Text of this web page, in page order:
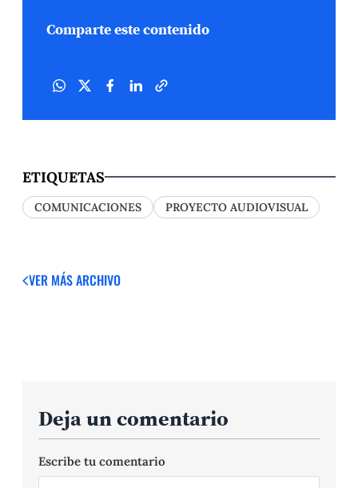
Comparte este contenido
ETIQUETAS
COMUNICACIONES PROYECTO AUDIOVISUAL
VER MÁSARCHIVO
Deja un comentario
Escribe tu comentario